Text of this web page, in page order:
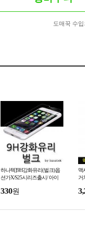
도매꾹 수
하나텍]9H강화유리(벌크)옵
션가X/S25시리즈출시/ 아이
330원
맥
거